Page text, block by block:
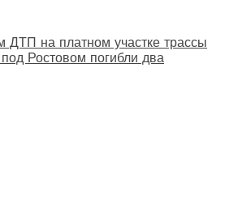
ДТП на платном участке трассы
Ростовом погибли два